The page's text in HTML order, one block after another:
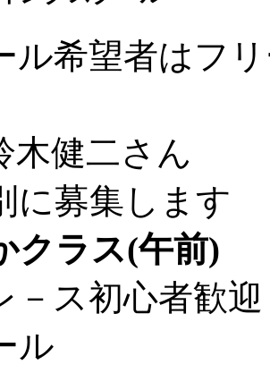
希望者はフ
木健二さん
に募集します
クラス(午前)
－ス初心者歓
ル